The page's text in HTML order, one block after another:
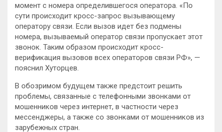
момент с номера определившегося оператора. «По
сути происходит кросс-запрос вызывающему
оператору связи. Если вызов идет без подмены
номера, вызываемый оператор связи пропускает этот
звонок. Таким образом происходит кросс-
верификация вызовов всех операторов связи РФ», —
пояснил Хуторцев.
В обозримом будущем также предстоит решить
проблемы, связанные с телефонными звонками от
мошенников через интернет, в частности через
мессенджеры, а также со звонками от мошенников из
зарубежных стран.